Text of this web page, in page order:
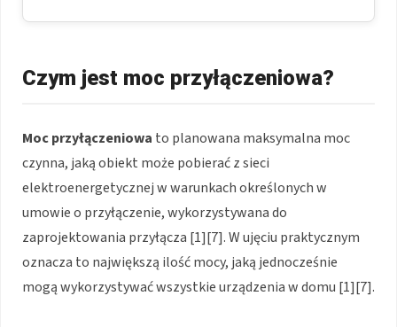
Czym jest moc przyłączeniowa?
Moc przyłączeniowa to planowana maksymalna moc
czynna, jaką obiekt może pobierać z sieci
elektroenergetycznej w warunkach określonych w
umowie o przyłączenie, wykorzystywana do
zaprojektowania przyłącza [1][7]. W ujęciu praktycznym
oznacza to największą ilość mocy, jaką jednocześnie
mogą wykorzystywać wszystkie urządzenia w domu [1][7].